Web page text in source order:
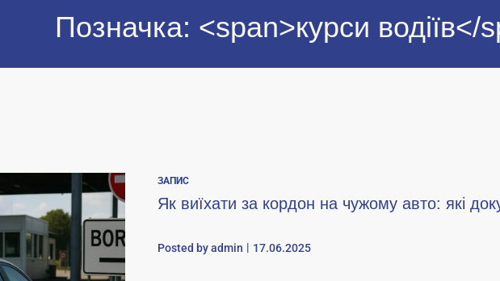
Позначка: <span>курси водіїв</
ЗАПИС
Як виїхати за кордон на чужому авто: які
Posted byadmin 17.06.2025